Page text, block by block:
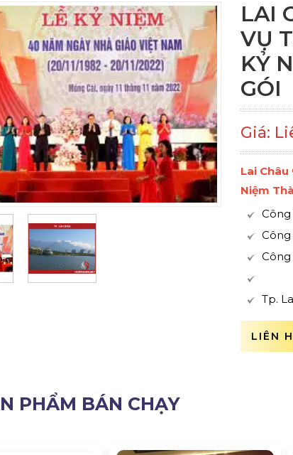
LAI
VỤ
KỶ
GÓI
Giá:
Lai
Niệm
Công
Công
Công
Tp.
LIÊN
PHẨM BÁN CHẠY